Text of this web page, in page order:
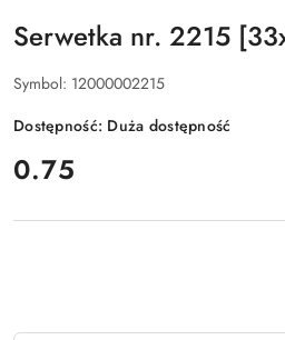
Serwetka nr. 2215
Symbol: 12000002215
Dostępność: Duża dostępność
cena:
0.75